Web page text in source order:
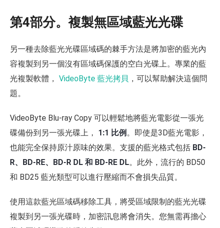
第4部分。複製無區域藍光光碟
另一種去除藍光光碟區域碼的棘手方法是將加密的藍光內
容複製到另一個沒有區域碼保護的空白光碟上。專業的藍
光複製軟體， VideoByte 藍光拷貝 ，可以幫助解決這個問
題。
VideoByte Blu-ray Copy 可以輕鬆地將藍光電影從一張光
碟備份到另一張光碟上， 1:1 比例 。即使是3D藍光電影，
也能完全保持原汁原味的效果。支援的藍光格式包括 BD-
R、BD-RE、BD-R DL 和 BD-RE DL。此外，流行的 BD50
和 BD25 藍光類型可以進行壓縮而不會損失品質。
使用這款藍光區域碼移除工具，將受區域限制的藍光光碟
複製到另一張光碟時，加密訊息將會消失。您無需再擔心